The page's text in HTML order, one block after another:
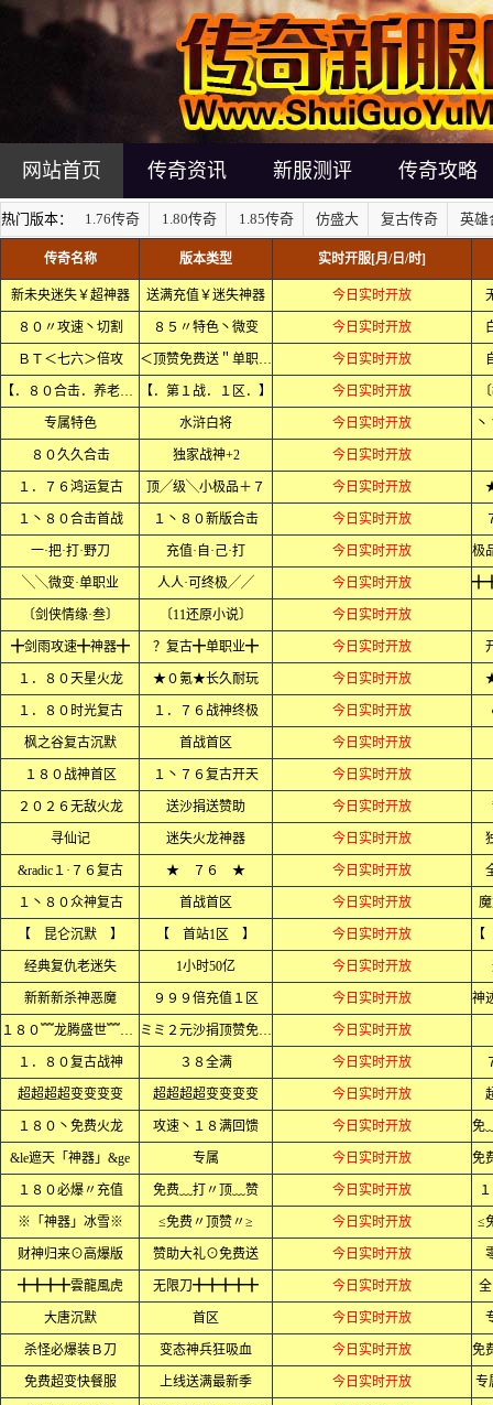
网站首页 传奇资讯 新服测评 传奇攻略
热门版本： 1.76传奇 1.80传奇 1.85传奇 仿盛大 复古传奇 英雄
传奇名称 版本类型 实时开服[月/日/时]
新未央迷失￥超神器 送满充值￥迷失神器 今日实时开放
８０〃攻速丶切割 ８５〃特色丶微变 今日实时开放
ＢＴ＜七六＞倍攻 ＜顶赞免费送＂单职业＞ 今日实时开放
【．８０合击．养老．】 【．第１战．１区．】 今日实时开放
专属特色 水浒白将 今日实时开放
８０久久合击 独家战神+2 今日实时开放
１．７６鸿运复古 顶╱级╲小极品＋７ 今日实时开放
１丶８０合击首战 １丶８０新版合击 今日实时开放
一·把·打·野刀 充值·自·己·打 今日实时开放
╲╲微变·单职业 人人·可终极╱╱ 今日实时开放
〔剑侠情缘·叁〕 〔11还原小说〕 今日实时开放
╋剑雨攻速╋神器╋ ？复古╋单职业╋ 今日实时开放
１．８０天星火龙 ★０氪★长久耐玩 今日实时开放
１．８０时光复古 １．７６战神终极 今日实时开放
枫之谷复古沉默 首战首区 今日实时开放
１８０战神首区 １丶７６复古开天 今日实时开放
２０２６无敌火龙 送沙捐送赞助 今日实时开放
寻仙记 迷失火龙神器 今日实时开放
&radic１·７６复古 ★ ７６ ★ 今日实时开放
１丶８０众神复古 首战首区 今日实时开放
【 昆仑沉默 】 【 首站1区 】 今日实时开放
经典复仇老迷失 1小时50亿 今日实时开放
新新新杀神恶魔 ９９９倍充值１区 今日实时开放
１８０﹌龙腾盛世﹌火龙﹌ ミミ２元沙捐顶赞免费ミミ 今日实时开放
１．８０复古战神 ３８全满 今日实时开放
超超超超变变变变 超超超超变变变变 今日实时开放
１８０丶免费火龙 攻速丶１８满回馈 今日实时开放
&le遮天「神器」&ge 专属 今日实时开放
１８０必爆〃充值 免费﹏打〃顶﹏赞 今日实时开放
※「神器」冰雪※ ≤免费〃顶赞〃≥ 今日实时开放 ≤
财神归来⊙高爆版 赞助大礼⊙免费送 今日实时开放
╋╋╋╋雲龍風虎 无限刀╋╋╋╋╋ 今日实时开放
大唐沉默 首区 今日实时开放
杀怪必爆装Ｂ刀 变态神兵狂吸血 今日实时开放
免费超变快餐服 上线送满最新季 今日实时开放 专